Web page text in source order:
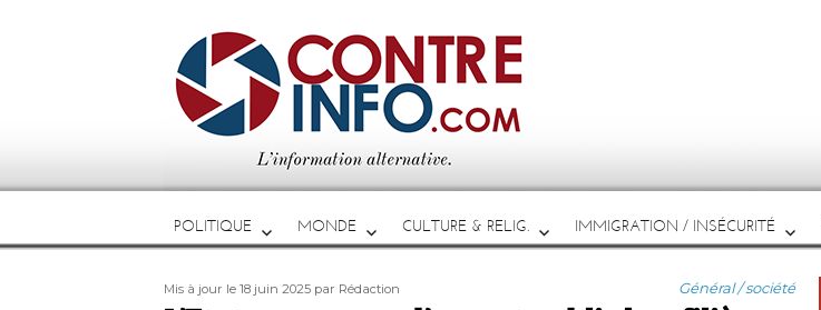
POLITIQUE MONDE CULTURE & RELIG. IMMIGRATION / INSÉCURITÉ
Publié
le
Mis à jour le 18 juin 2025 Auteur
par Rédaction Catégories
Général / société